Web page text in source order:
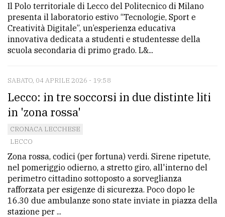
Il Polo territoriale di Lecco del Politecnico di Milano
presenta il laboratorio estivo “Tecnologie, Sport e
Creatività Digitale”, un’esperienza educativa
innovativa dedicata a studenti e studentesse della
scuola secondaria di primo grado. L&...
SABATO, 04 APRILE 2026 - 19:58
Lecco: in tre soccorsi in due distinte liti
in 'zona rossa'
CRONACA LECCHESE
LECCO
Zona rossa, codici (per fortuna) verdi. Sirene ripetute,
nel pomeriggio odierno, a stretto giro, all'interno del
perimetro cittadino sottoposto a sorveglianza
rafforzata per esigenze di sicurezza. Poco dopo le
16.30 due ambulanze sono state inviate in piazza della
stazione per ...